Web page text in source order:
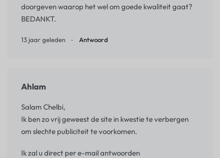
doorgeven waarop het wel om goede kwaliteit gaat?
BEDANKT.
13 jaar geleden Antwoord
Ahlam
Salam Chelbi,
Ik ben zo vrij geweest de site in kwestie te verbergen
om slechte publiciteit te voorkomen.
Ik zal u direct per e-mail antwoorden